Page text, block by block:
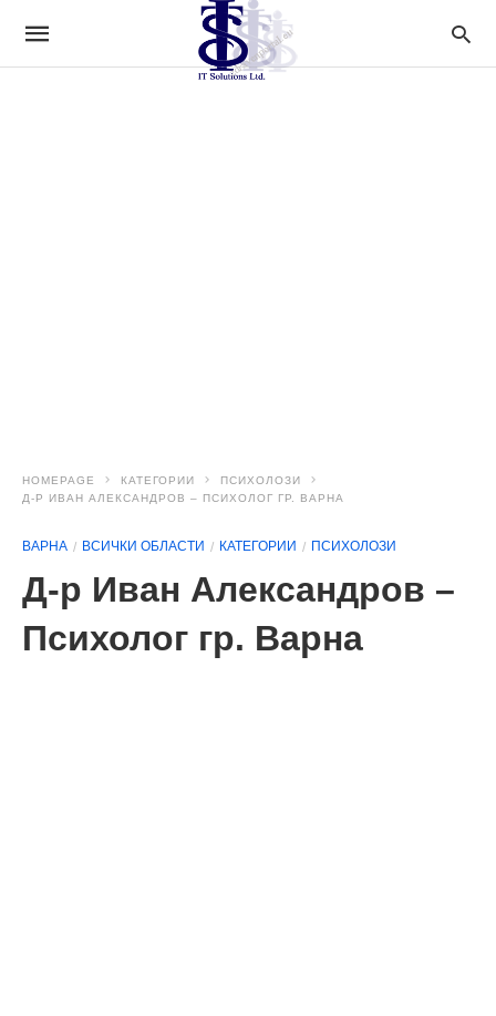
HOMEPAGE КАТЕГОРИИ
ПСИХОЛОЗИ
Д-Р ИВАН АЛЕКСАНДРОВ – ПСИХОЛОГ ГР. ВАРНА
ВАРНА ВСИЧКИ ОБЛАСТИ КАТЕГОРИИ ПСИХОЛОЗИ
Д-р Иван Александров –
Психолог гр. Варна